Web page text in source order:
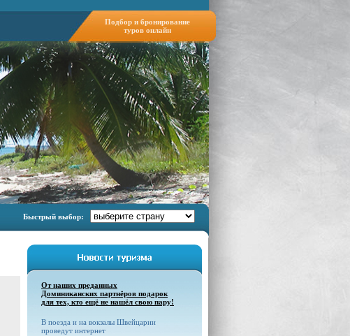
Быстрый выбор:
От наших преданных
Доминиканских партнёров подарок
для тех, кто ещё не нашёл свою пару!
В поезда и на вокзалы Швейцарии
проведут интернет